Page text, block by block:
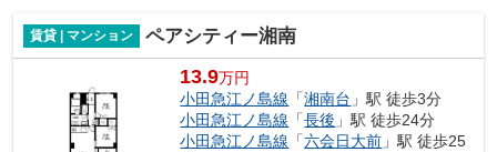
賃貸 | マンション ペアシティー湘南
13.9万円
小田急江ノ島線 「湘南台 」駅 徒歩3分
小田急江ノ島線 「長後 」駅 徒歩24分
小田急江ノ島線 「六会日大前 」駅 徒歩25